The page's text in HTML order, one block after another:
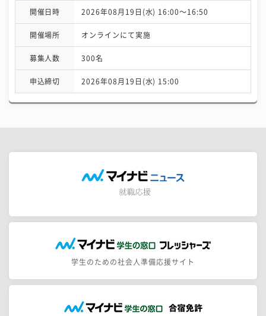
開催日時 2026年08月19日(水) 16:00〜16:50
開催場所 オンラインにて実施
募集人数 300名
申込締切 2026年08月19日(水) 15:00
学生のための社会人準備応援サイト